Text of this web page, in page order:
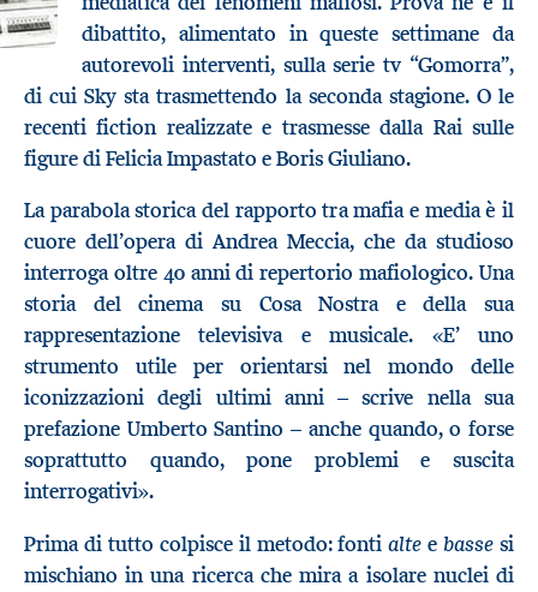
dibattito, alimentato in queste settimane da
autorevoli interventi, sulla serie tv “Gomorra”,
di cui Sky sta trasmettendo la seconda stagione. O le
recenti fiction realizzate e trasmesse dalla Rai sulle
figure di Felicia Impastato e Boris Giuliano.
La parabola storica del rapporto tra mafia e media è il
cuore dell’opera di Andrea Meccia, che da studioso
interroga oltre 40 anni di repertorio mafiologico. Una
storia del cinema su Cosa Nostra e della sua
rappresentazione televisiva e musicale. «E’ uno
strumento utile per orientarsi nel mondo delle
iconizzazioni degli ultimi anni – scrive nella sua
prefazione Umberto Santino – anche quando, o forse
soprattutto quando, pone problemi e suscita
interrogativi».
Prima di tutto colpisce il metodo: fontialte ebasse si
mischiano in una ricerca che mira a isolare nuclei di